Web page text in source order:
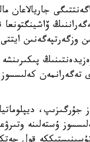
جاريالاعان
ۆاشينگتونعا
وزگەرتپەگەنىن
تەگەرانمەن
ۇستەلىنە